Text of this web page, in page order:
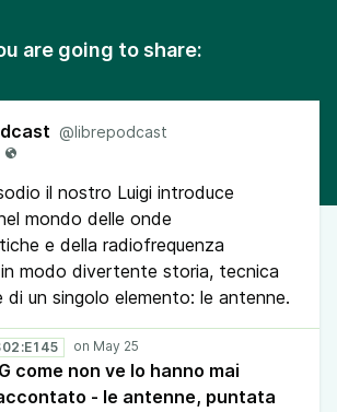
are going to share:
@librepodcast
il nostro Luigi introduce
mondo delle onde
e della radiofrequenza
modo divertente storia, tecnica
di un singolo elemento: le antenne.
come non ve lo hanno mai
- le antenne, puntata